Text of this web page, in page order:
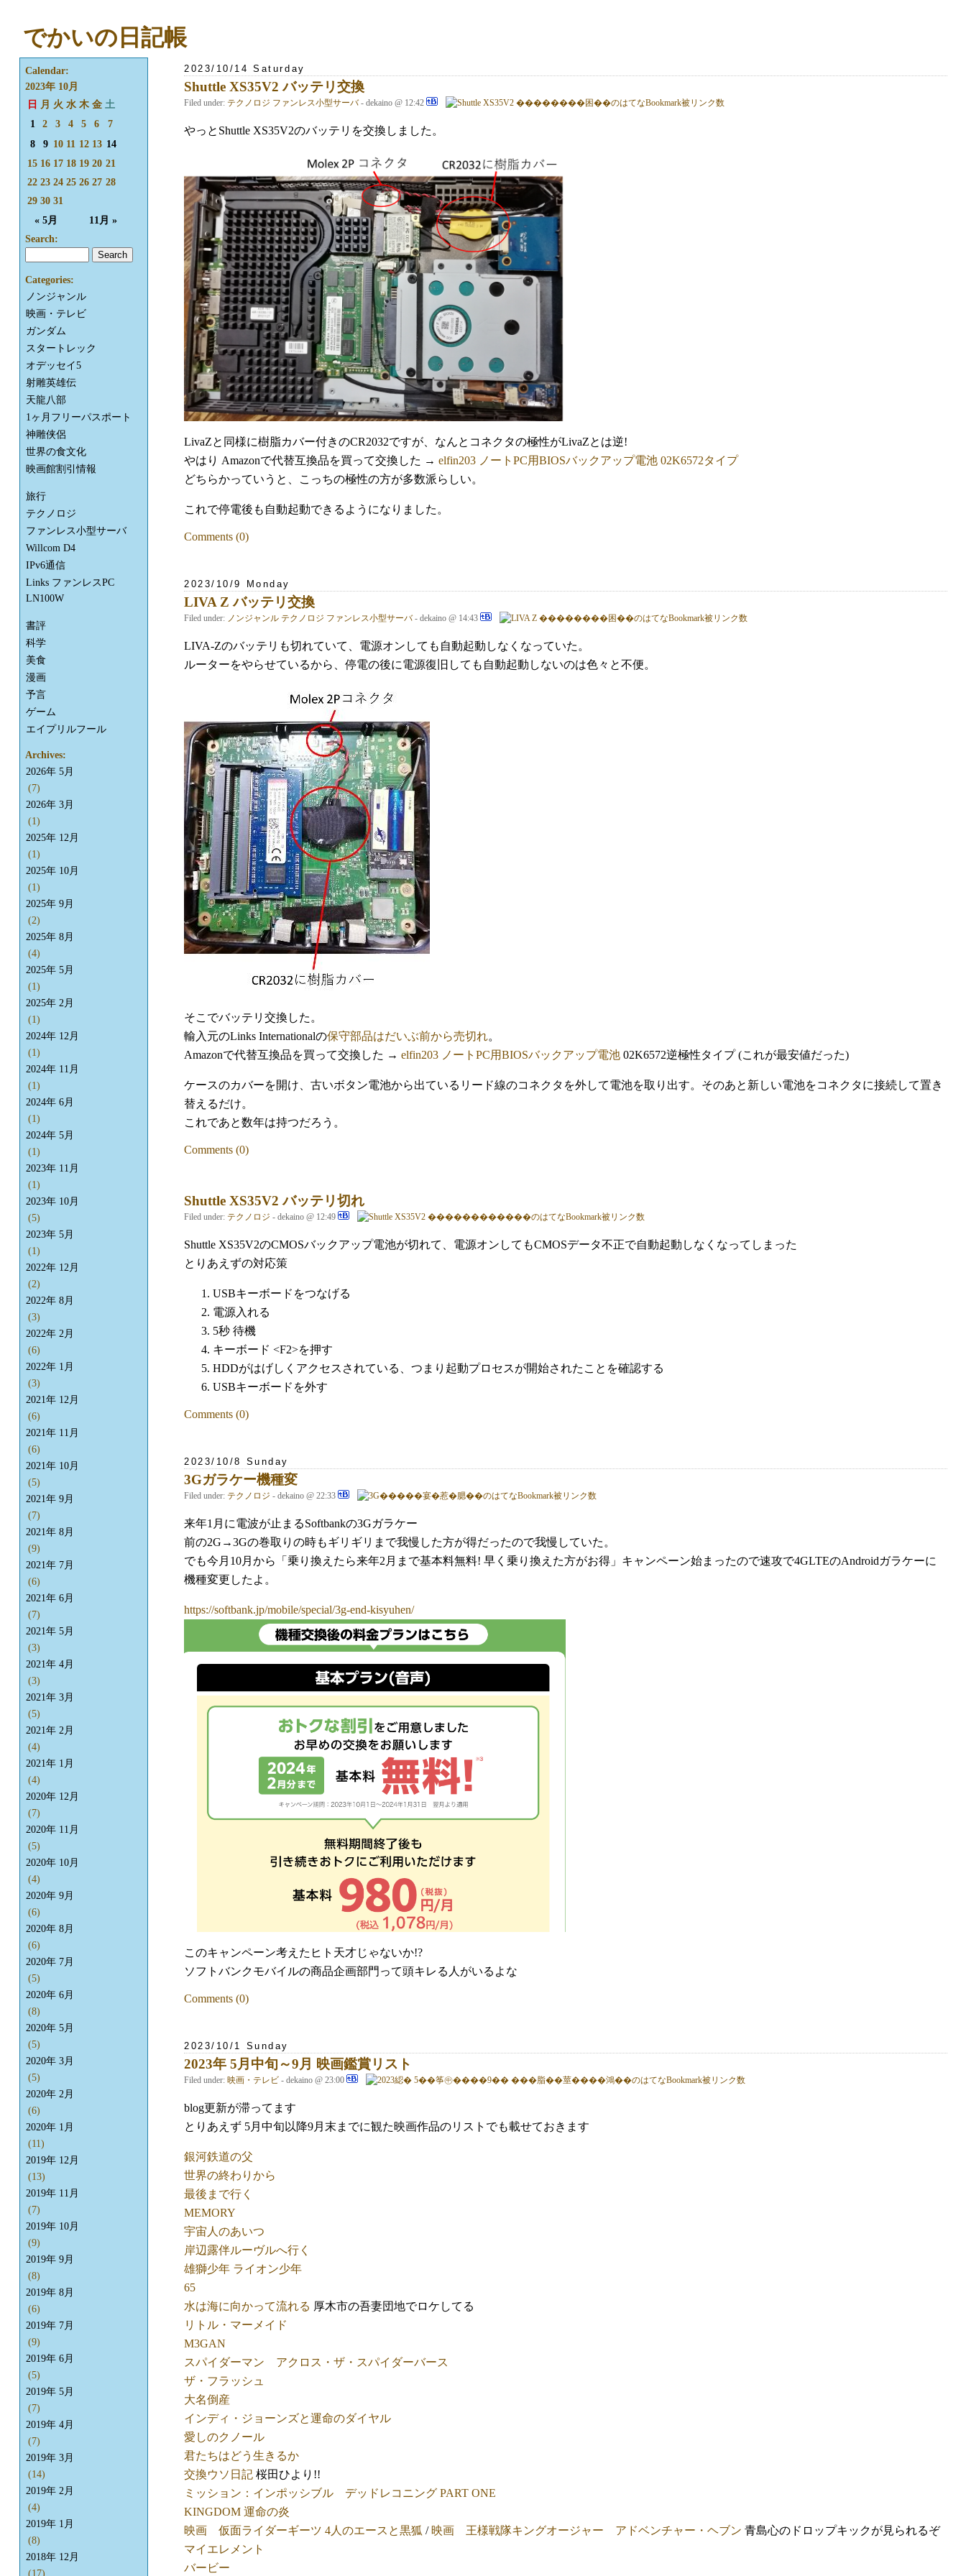
でかいの日記帳
2023/10/14 Saturday
Shuttle XS35V2 バッテリ交換
Filed under: テクノロジ ファンレス小型サーバ- dekaino @ 12:42
やっとShuttle XS35V2のバッテリを交換しました。
LivaZと同様に樹脂カバー付きのCR2032ですが、なんとコネクタの極性がLivaZとは逆!
やはり Amazonで代替互換品を買って交換した → elfin203 ノートPC用BIOSバックアップ電池 02K6572タイプ
どちらかっていうと、こっちの極性の方が多数派らしい。
これで停電後も自動起動できるようになりました。
Comments (0)
2023/10/9 Monday
LIVA Z バッテリ交換
Filed under: ノンジャンル テクノロジ ファンレス小型サーバ- dekaino @ 14:43
LIVA-Zのバッテリも切れていて、電源オンしても自動起動しなくなっていた。
ルーターをやらせているから、停電の後に電源復旧しても自動起動しないのは色々と不便。
そこでバッテリ交換した。
輸入元のLinks Internationalの保守部品はだいぶ前から売切れ。
Amazonで代替互換品を買って交換した → elfin203 ノートPC用BIOSバックアップ電池 02K6572逆極性タイプ (これが最安値だった)
ケースのカバーを開け、古いボタン電池から出ているリード線のコネクタを外して電池を取り出す。そのあと新しい電池をコネクタに接続して置き
替えるだけ。
これであと数年は持つだろう。
Comments (0)
Shuttle XS35V2 バッテリ切れ
Filed under: テクノロジ - dekaino @ 12:49
Shuttle XS35V2のCMOSバックアップ電池が切れて、電源オンしてもCMOSデータ不正で自動起動しなくなってしまった
とりあえずの対応策
USBキーボードをつなげる
電源入れる
5秒 待機
キーボード <F2>を押す
HDDがはげしくアクセスされている、つまり起動プロセスが開始されたことを確認する
USBキーボードを外す
Comments (0)
2023/10/8 Sunday
3Gガラケー機種変
Filed under: テクノロジ - dekaino @ 22:33
来年1月に電波が止まるSoftbankの3Gガラケー
前の2G→3Gの巻取りの時もギリギリまで我慢した方が得だったので我慢していた。
でも今月10月から「乗り換えたら来年2月まで基本料無料! 早く乗り換えた方がお得」キャンペーン始まったので速攻で4GLTEのAndroidガラケーに
機種変更したよ。
https://softbank.jp/mobile/special/3g-end-kisyuhen/
このキャンペーン考えたヒト天才じゃないか!?
ソフトバンクモバイルの商品企画部門って頭キレる人がいるよな
Comments (0)
2023/10/1 Sunday
2023年 5月中旬～9月 映画鑑賞リスト
Filed under: 映画・テレビ - dekaino @ 23:00
blog更新が滞ってます
とりあえず 5月中旬以降9月末までに観た映画作品のリストでも載せておきます
銀河鉄道の父
世界の終わりから
最後まで行く
MEMORY
宇宙人のあいつ
岸辺露伴ルーヴルへ行く
雄獅少年 ライオン少年
65
水は海に向かって流れる 厚木市の吾妻団地でロケしてる
リトル・マーメイド
M3GAN
スパイダーマン アクロス・ザ・スパイダーバース
ザ・フラッシュ
大名倒産
インディ・ジョーンズと運命のダイヤル
愛しのクノール
君たちはどう生きるか
交換ウソ日記 桜田ひより!!
ミッション：インポッシブル デッドレコニング PART ONE
KINGDOM 運命の炎
映画 仮面ライダーギーツ 4人のエースと黒狐 / 映画 王様戦隊キングオージャー アドベンチャー・ヘブン 青島心のドロップキックが見られるぞ
マイエレメント
バービー
Calendar:
2023年 10月
日
月 火 水 木 金 土
« 5月 11月 »
1 2 3 4 5 6
7
8
9 10 11 12 13 14
15 16 17 18 19 20 21
22 23 24 25 26 27 28
29 30 31
Search:
Categories:
ノンジャンル
映画・テレビ
ガンダム
スタートレック
オデッセイ5
射雕英雄伝
天龍八部
1ヶ月フリーパスポート
神雕侠侶
世界の食文化
映画館割引情報
旅行
テクノロジ
ファンレス小型サーバ
Willcom D4
IPv6通信
Links ファンレスPC
LN100W
書評
科学
美食
漫画
予言
ゲーム
エイプリルフール
Archives:
2026年 5月
(7)
2026年 3月
(1)
2025年 12月
(1)
2025年 10月
(1)
2025年 9月
(2)
2025年 8月
(4)
2025年 5月
(1)
2025年 2月
(1)
2024年 12月
(1)
2024年 11月
(1)
2024年 6月
(1)
2024年 5月
(1)
2023年 11月
(1)
2023年 10月
(5)
2023年 5月
(1)
2022年 12月
(2)
2022年 8月
(3)
2022年 2月
(6)
2022年 1月
(3)
2021年 12月
(6)
2021年 11月
(6)
2021年 10月
(5)
2021年 9月
(7)
2021年 8月
(9)
2021年 7月
(6)
2021年 6月
(7)
2021年 5月
(3)
2021年 4月
(3)
2021年 3月
(5)
2021年 2月
(4)
2021年 1月
(4)
2020年 12月
(7)
2020年 11月
(5)
2020年 10月
(4)
2020年 9月
(6)
2020年 8月
(6)
2020年 7月
(5)
2020年 6月
(8)
2020年 5月
(5)
2020年 3月
(5)
2020年 2月
(6)
2020年 1月
(11)
2019年 12月
(13)
2019年 11月
(7)
2019年 10月
(9)
2019年 9月
(8)
2019年 8月
(6)
2019年 7月
(9)
2019年 6月
(5)
2019年 5月
(7)
2019年 4月
(7)
2019年 3月
(14)
2019年 2月
(4)
2019年 1月
(8)
2018年 12月
(17)